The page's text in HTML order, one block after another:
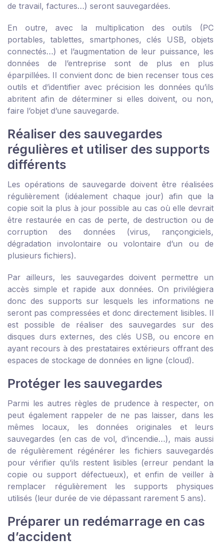
de travail, factures…) seront sauvegardées.
En outre, avec la multiplication des outils (PC
portables, tablettes, smartphones, clés USB, objets
connectés…) et l’augmentation de leur puissance, les
données de l’entreprise sont de plus en plus
éparpillées. Il convient donc de bien recenser tous ces
outils et d’identifier avec précision les données qu’ils
abritent afin de déterminer si elles doivent, ou non,
faire l’objet d’une sauvegarde.
Réaliser des sauvegardes
régulières et utiliser des supports
différents
Les opérations de sauvegarde doivent être réalisées
régulièrement (idéalement chaque jour) afin que la
copie soit la plus à jour possible au cas où elle devrait
être restaurée en cas de perte, de destruction ou de
corruption des données (virus, rançongiciels,
dégradation involontaire ou volontaire d’un ou de
plusieurs fichiers).
Par ailleurs, les sauvegardes doivent permettre un
accès simple et rapide aux données. On privilégiera
donc des supports sur lesquels les informations ne
seront pas compressées et donc directement lisibles. Il
est possible de réaliser des sauvegardes sur des
disques durs externes, des clés USB, ou encore en
ayant recours à des prestataires extérieurs offrant des
espaces de stockage de données en ligne (cloud).
Protéger les sauvegardes
Parmi les autres règles de prudence à respecter, on
peut également rappeler de ne pas laisser, dans les
mêmes locaux, les données originales et leurs
sauvegardes (en cas de vol, d’incendie…), mais aussi
de régulièrement régénérer les fichiers sauvegardés
pour vérifier qu’ils restent lisibles (erreur pendant la
copie ou support défectueux), et enfin de veiller à
remplacer régulièrement les supports physiques
utilisés (leur durée de vie dépassant rarement 5 ans).
Préparer un redémarrage en cas
d’accident